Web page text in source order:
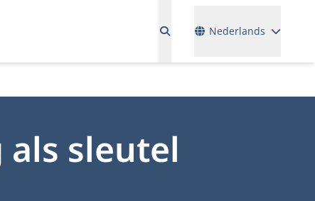
Nederlands
als sleutel